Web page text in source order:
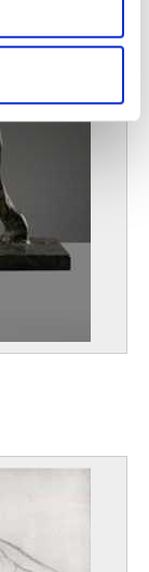
ze hebben
services.